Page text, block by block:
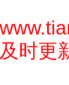
时更